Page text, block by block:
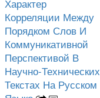
Характер
Корреляции Между
Порядком Слов И
Коммуникативной
Перспективой В
Научно-Технических
Текстах На Русском